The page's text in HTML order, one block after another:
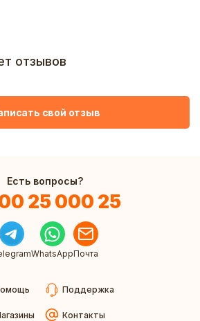
отзывов
свой отзыв
Есть вопросы?
25 000 25
WhatsAppПочта
Поддержка
Контакты